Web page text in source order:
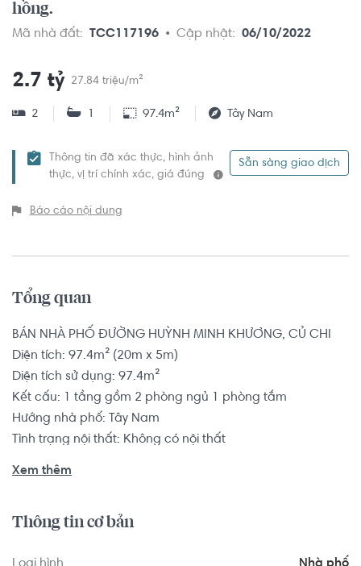
hồng.
Mã nhà đất: TCC117196 Cập nhật: 06/10/2022
2.7 tỷ 27.84 triệu/m²
2 1 97.4m² Tây Nam
Thông tin đã xác thực, hình ảnh
thực, vị trí chính xác, giá đúng
Sẵn sàng giao dịch
Báo cáo nội dung
Tổng quan
BÁN NHÀ PHỐ ĐƯỜNG HUỲNH MINH KHƯƠNG, CỦ CHI
Diện tích: 97.4m² (20m x 5m)
Diện tích sử dụng: 97.4m²
Kết cấu: 1 tầng gồm 2 phòng ngủ 1 phòng tắm
Hướng nhà phố: Tây Nam
Tình trạng nội thất: Không có nội thất
khoảng 7.9km, cách Trường THCS Nguyễn Hồng Đào
Xem thêm
Thông tin cơ bản